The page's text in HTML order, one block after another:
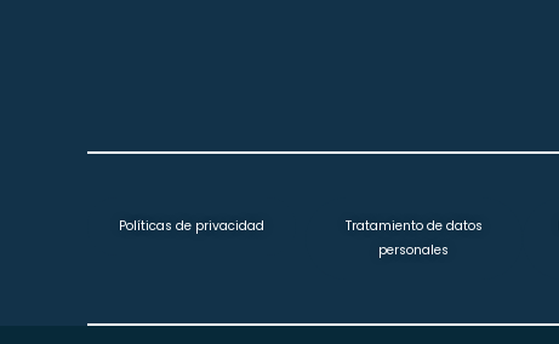
Políticas de privacidad
Tratamiento de datos
personales